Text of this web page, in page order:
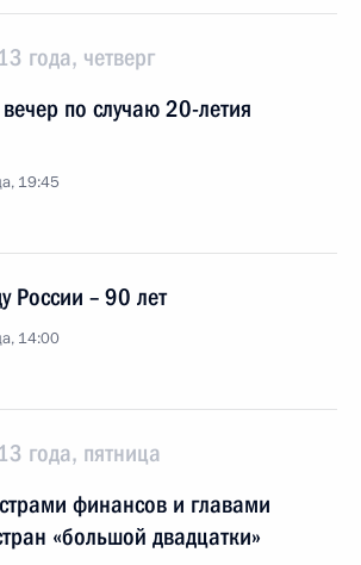
года, четверг
по случаю 20-летия
19:45
России – 90 лет
14:00
года, пятница
финансов и главами
«большой двадцатки»